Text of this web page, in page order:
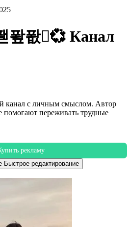
퐢퐚💞 Канал
канал с личным смыслом. Автор
помогают переживать трудные
рекламу
Быстрое редактирование